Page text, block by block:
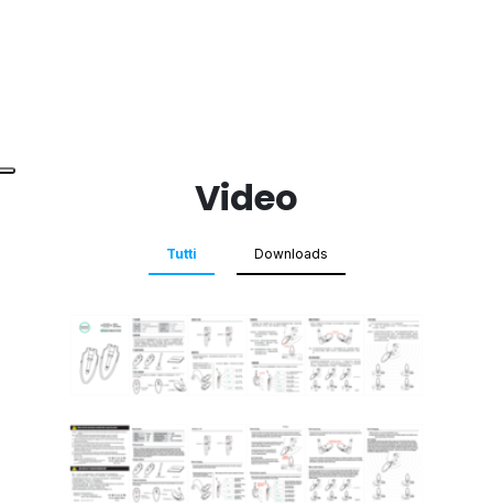
Video
Tutti Downloads